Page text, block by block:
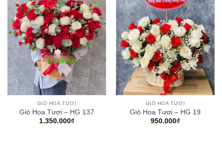
GIỎ HOA TƯƠI
Giỏ Hoa Tươi – HG 137
1.350.000₫
GIỎ HOA TƯƠI
Giỏ Hoa Tươi – HG 19
950.000₫